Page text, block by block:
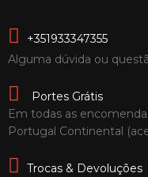
+351933347355
Alguma dúvida ou
Portes Grátis
Em todas as
Portugal Continental
Trocas & Devoluções